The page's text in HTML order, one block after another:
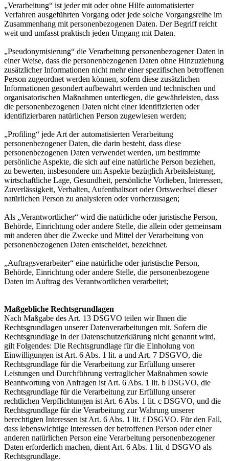
„Verarbeitung“ ist jeder mit oder ohne Hilfe automatisierter
Verfahren ausgeführten Vorgang oder jede solche Vorgangsreihe im
Zusammenhang mit personenbezogenen Daten. Der Begriff reicht
weit und umfasst praktisch jeden Umgang mit Daten.
„Pseudonymisierung“ die Verarbeitung personenbezogener Daten in
einer Weise, dass die personenbezogenen Daten ohne Hinzuziehung
zusätzlicher Informationen nicht mehr einer spezifischen betroffenen
Person zugeordnet werden können, sofern diese zusätzlichen
Informationen gesondert aufbewahrt werden und technischen und
organisatorischen Maßnahmen unterliegen, die gewährleisten, dass
die personenbezogenen Daten nicht einer identifizierten oder
identifizierbaren natürlichen Person zugewiesen werden;
„Profiling“ jede Art der automatisierten Verarbeitung
personenbezogener Daten, die darin besteht, dass diese
personenbezogenen Daten verwendet werden, um bestimmte
persönliche Aspekte, die sich auf eine natürliche Person beziehen,
zu bewerten, insbesondere um Aspekte bezüglich Arbeitsleistung,
wirtschaftliche Lage, Gesundheit, persönliche Vorlieben, Interessen,
Zuverlässigkeit, Verhalten, Aufenthaltsort oder Ortswechsel dieser
natürlichen Person zu analysieren oder vorherzusagen;
Als „Verantwortlicher“ wird die natürliche oder juristische Person,
Behörde, Einrichtung oder andere Stelle, die allein oder gemeinsam
mit anderen über die Zwecke und Mittel der Verarbeitung von
personenbezogenen Daten entscheidet, bezeichnet.
„Auftragsverarbeiter“ eine natürliche oder juristische Person,
Behörde, Einrichtung oder andere Stelle, die personenbezogene
Daten im Auftrag des Verantwortlichen verarbeitet;
Maßgebliche Rechtsgrundlagen
Nach Maßgabe des Art. 13 DSGVO teilen wir Ihnen die
Rechtsgrundlagen unserer Datenverarbeitungen mit. Sofern die
Rechtsgrundlage in der Datenschutzerklärung nicht genannt wird,
gilt Folgendes: Die Rechtsgrundlage für die Einholung von
Einwilligungen ist Art. 6 Abs. 1 lit. a und Art. 7 DSGVO, die
Rechtsgrundlage für die Verarbeitung zur Erfüllung unserer
Leistungen und Durchführung vertraglicher Maßnahmen sowie
Beantwortung von Anfragen ist Art. 6 Abs. 1 lit. b DSGVO, die
Rechtsgrundlage für die Verarbeitung zur Erfüllung unserer
rechtlichen Verpflichtungen ist Art. 6 Abs. 1 lit. c DSGVO, und die
Rechtsgrundlage für die Verarbeitung zur Wahrung unserer
berechtigten Interessen ist Art. 6 Abs. 1 lit. f DSGVO. Für den Fall,
dass lebenswichtige Interessen der betroffenen Person oder einer
anderen natürlichen Person eine Verarbeitung personenbezogener
Daten erforderlich machen, dient Art. 6 Abs. 1 lit. d DSGVO als
Rechtsgrundlage.